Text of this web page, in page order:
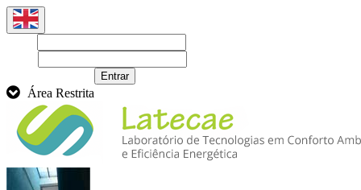
Entrar
Área Restrita